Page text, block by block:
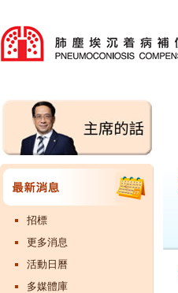
招標
更多消息
活動日曆
多媒體庫